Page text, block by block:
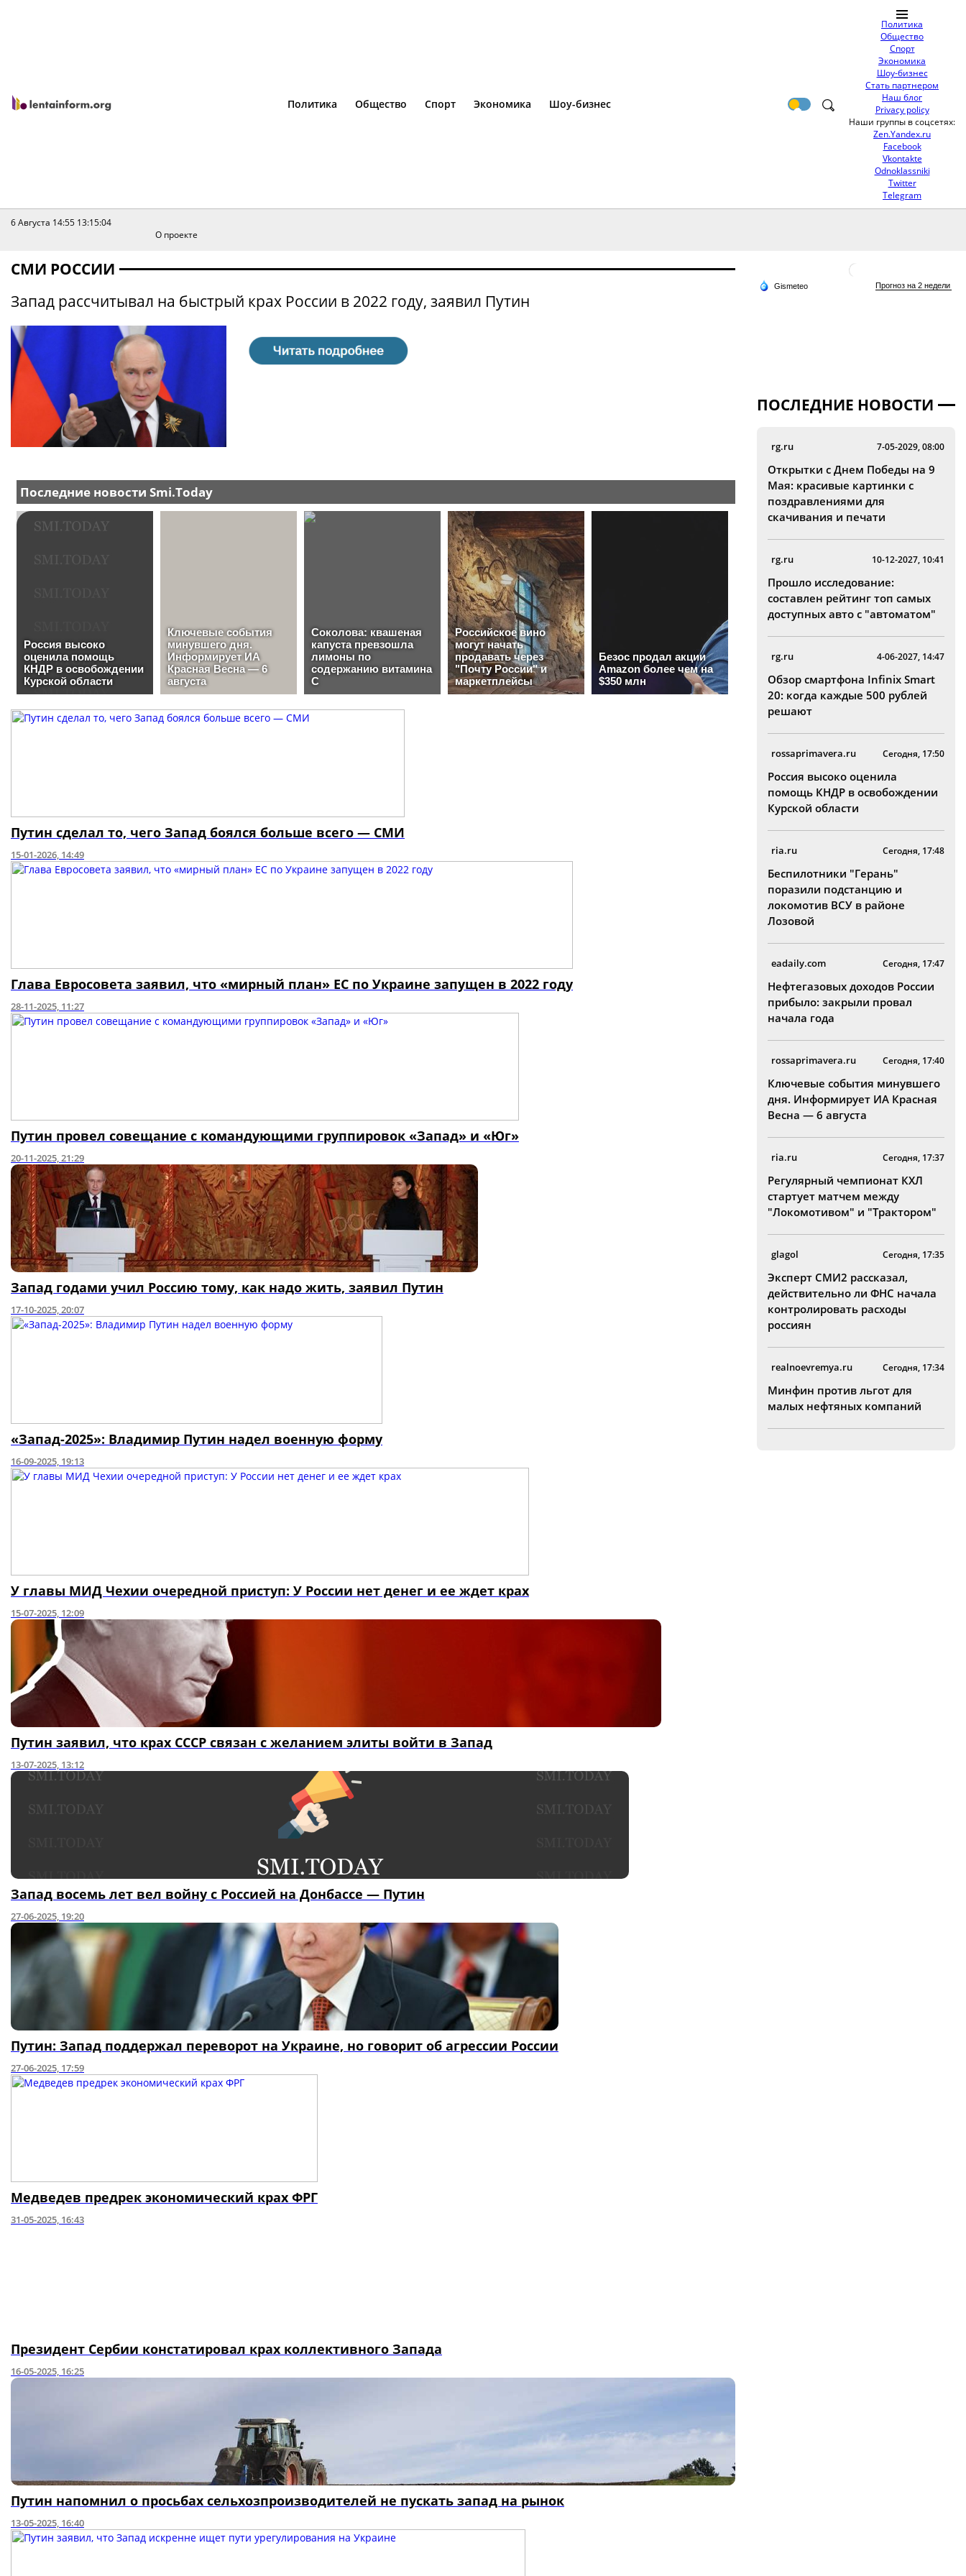
Политика Общество Спорт Экономика Шоу-бизнес
Политика
Общество
Спорт
Экономика
Шоу-бизнес
Стать партнером
Наш блог
Privacy policy
Наши группы в соцсетях:
Zen.Yandex.ru
Facebook
Vkontakte
Odnoklassniki
Twitter
Telegram
6 Августа 14:55 13:15:04
О проекте
СМИ РОССИИ
Запад рассчитывал на быстрый крах России в 2022 году, заявил Путин
Путин сделал то, чего Запад боялся больше всего — СМИ
15-01-2026, 14:49
Глава Евросовета заявил, что «мирный план» ЕС по Украине запущен в 2022 году
28-11-2025, 11:27
Путин провел совещание с командующими группировок «Запад» и «Юг»
20-11-2025, 21:29
Запад годами учил Россию тому, как надо жить, заявил Путин
17-10-2025, 20:07
«Запад-2025»: Владимир Путин надел военную форму
16-09-2025, 19:13
У главы МИД Чехии очередной приступ: У России нет денег и ее ждет крах
15-07-2025, 12:09
Путин заявил, что крах СССР связан с желанием элиты войти в Запад
13-07-2025, 13:12
Запад восемь лет вел войну с Россией на Донбассе — Путин
27-06-2025, 19:20
Путин: Запад поддержал переворот на Украине, но говорит об агрессии России
27-06-2025, 17:59
Медведев предрек экономический крах ФРГ
31-05-2025, 16:43
Президент Сербии констатировал крах коллективного Запада
16-05-2025, 16:25
Путин напомнил о просьбах сельхозпроизводителей не пускать запад на рынок
13-05-2025, 16:40
ПОСЛЕДНИЕ НОВОСТИ
rg.ru 7-05-2029, 08:00
Открытки с Днем Победы на 9
Мая: красивые картинки с
поздравлениями для
скачивания и печати
rg.ru 10-12-2027, 10:41
Прошло исследование:
составлен рейтинг топ самых
доступных авто с "автоматом"
rg.ru 4-06-2027, 14:47
Обзор смартфона Infinix Smart
20: когда каждые 500 рублей
решают
rossaprimavera.ru Сегодня, 17:50
Россия высоко оценила
помощь КНДР в освобождении
Курской области
ria.ru Сегодня, 17:48
Беспилотники "Герань"
поразили подстанцию и
локомотив ВСУ в районе
Лозовой
eadaily.com Сегодня, 17:47
Нефтегазовых доходов России
прибыло: закрыли провал
начала года
rossaprimavera.ru Сегодня, 17:40
Ключевые события минувшего
дня. Информирует ИА Красная
Весна — 6 августа
ria.ru Сегодня, 17:37
Регулярный чемпионат КХЛ
стартует матчем между
"Локомотивом" и "Трактором"
glagol Сегодня, 17:35
Эксперт СМИ2 рассказал,
действительно ли ФНС начала
контролировать расходы
россиян
realnoevremya.ru Сегодня, 17:34
Минфин против льгот для
малых нефтяных компаний